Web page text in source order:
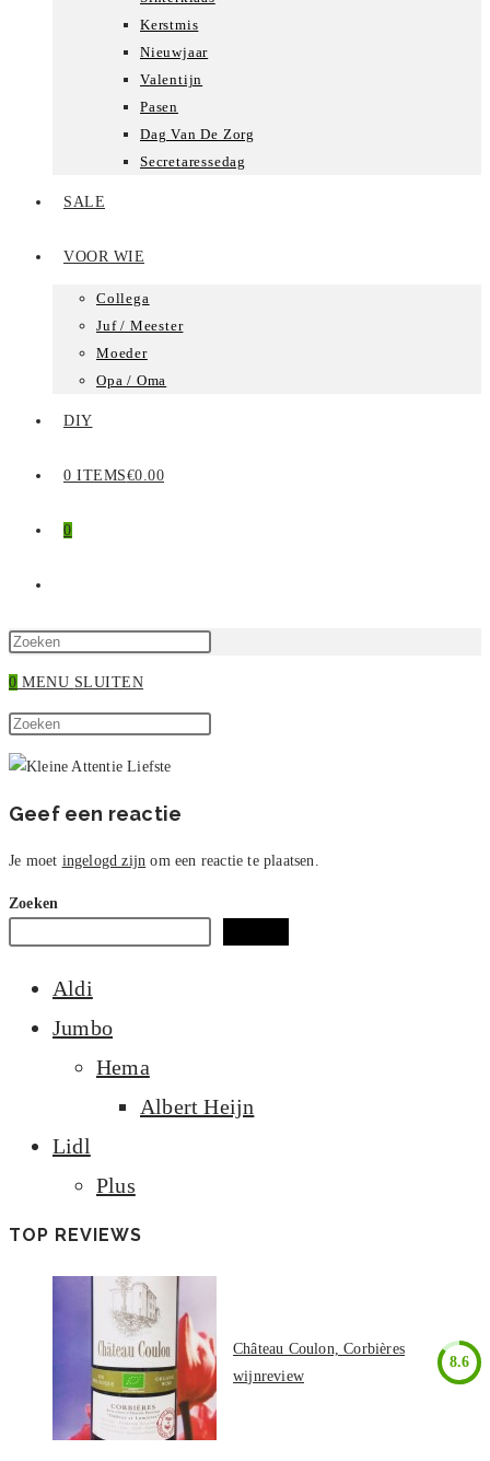
Kerstmis
Nieuwjaar
Valentijn
Pasen
Dag Van De Zorg
Secretaressedag
SALE
VOOR WIE
Collega
Juf / Meester
Moeder
Opa / Oma
DIY
0 ITEMS€0.00
0
ZOEKEN
0 MENU SLUITEN
Zoek
op
site
zoekpaneel
sluiten.
Geef een reactie
Je moet ingelogd zijn om een reactie te plaatsen.
Zoeken
Aldi
Jumbo
Hema
Albert Heijn
Lidl
Plus
TOP REVIEWS
Château Coulon, Corbières
wijnreview
8.6